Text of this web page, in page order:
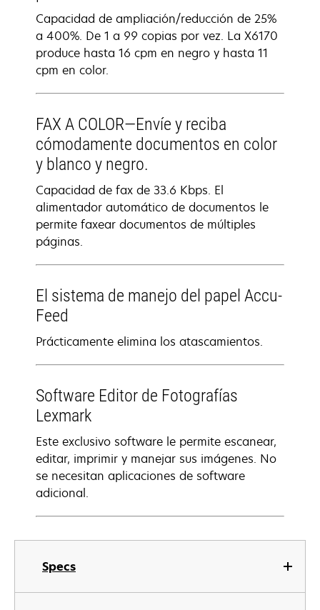
Specs
Capacidad de ampliación/reducción de 25%
a 400%. De 1 a 99 copias por vez. La X6170
produce hasta 16 cpm en negro y hasta 11
cpm en color.
FAX A COLOR—Envíe y reciba
cómodamente documentos en color
y blanco y negro.
Capacidad de fax de 33.6 Kbps. El
alimentador automático de documentos le
permite faxear documentos de múltiples
páginas.
El sistema de manejo del papel Accu-
Feed
Prácticamente elimina los atascamientos.
Software Editor de Fotografías
Lexmark
Este exclusivo software le permite escanear,
editar, imprimir y manejar sus imágenes. No
se necesitan aplicaciones de software
adicional.